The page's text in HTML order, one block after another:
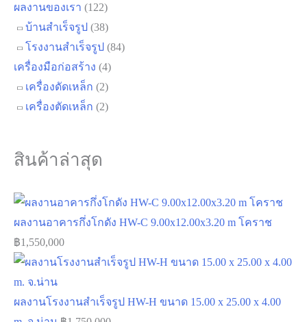
ผลงานของเรา (122)
บ้านสำเร็จรูป (38)
โรงงานสำเร็จรูป (84)
เครื่องมือก่อสร้าง (4)
เครื่องดัดเหล็ก (2)
เครื่องตัดเหล็ก (2)
สินค้าล่าสุด
ผลงานอาคารกึ่งโกดัง HW-C 9.00x12.00x3.20 m โคราช
฿1,550,000
ผลงานโรงงานสำเร็จรูป HW-H ขนาด 15.00 x 25.00 x 4.00